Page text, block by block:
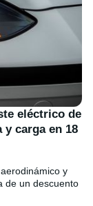
eléctrico de
y carga en 18
y
de un descuento